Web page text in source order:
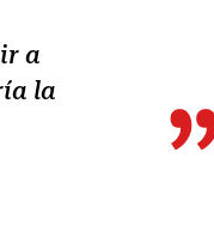
a
la